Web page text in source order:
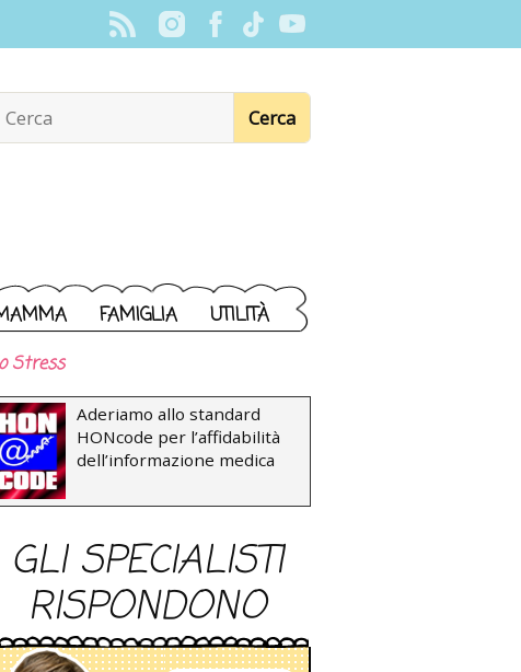
FAMIGLIA UTILITÀ
Stress
Aderiamo allo standard
HONcode per l’affidabilità
dell’informazione medica
GLI SPECIALISTI
RISPONDONO